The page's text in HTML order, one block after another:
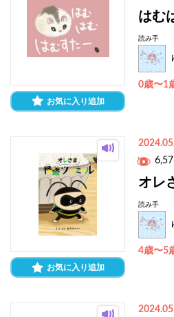
お気に入り追加
はむ
読み手
0歳〜1
お気に入り追加
オレ
読み手
4歳〜5